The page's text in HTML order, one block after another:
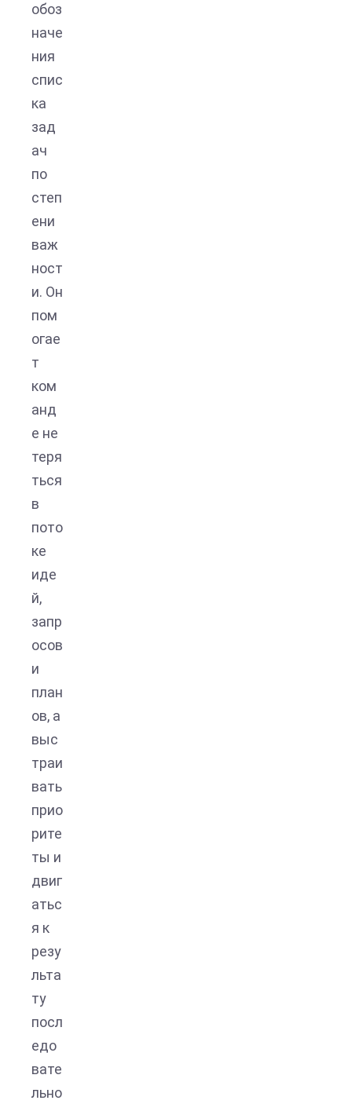
обоз
наче
ния
спис
ка
зад
ач
по
степ
ени
важ
ност
и. Он
пом
огае
т
ком
анд
е не
теря
ться
в
пото
ке
иде
й,
запр
осов
и
план
ов, а
выс
траи
вать
прио
рите
ты и
двиг
атьс
я к
резу
льта
ту
посл
едо
вате
льно